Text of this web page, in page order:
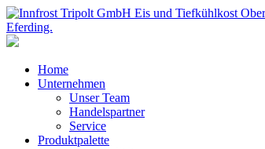
Home
Unternehmen
Unser Team
Handelspartner
Service
Produktpalette